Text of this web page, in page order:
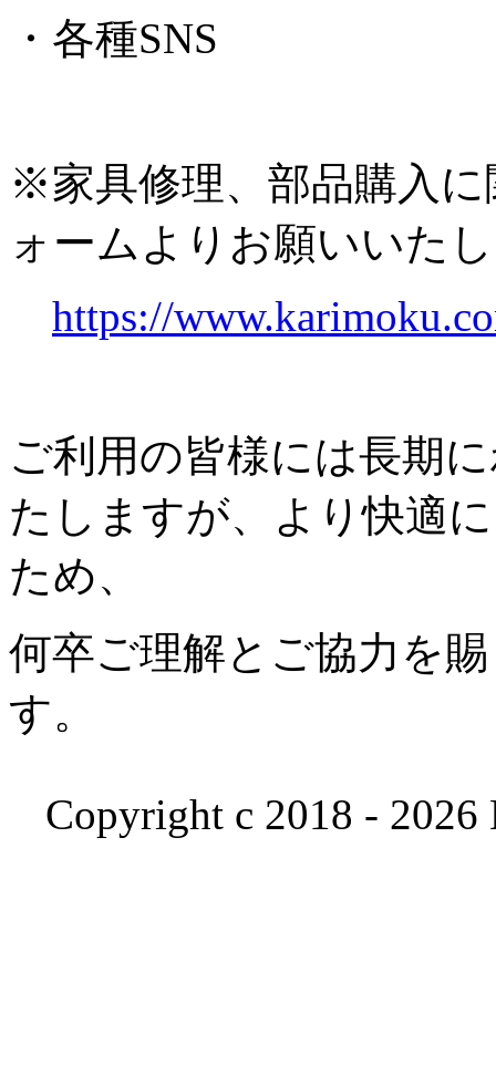
・各種SNS
※家具修理、部品購入
ォームよりお願いいた
https://
ご利用の皆様には長期
たしますが、より快適
ため、
何卒ご理解とご協力を
す。
Copyright c 2018 -